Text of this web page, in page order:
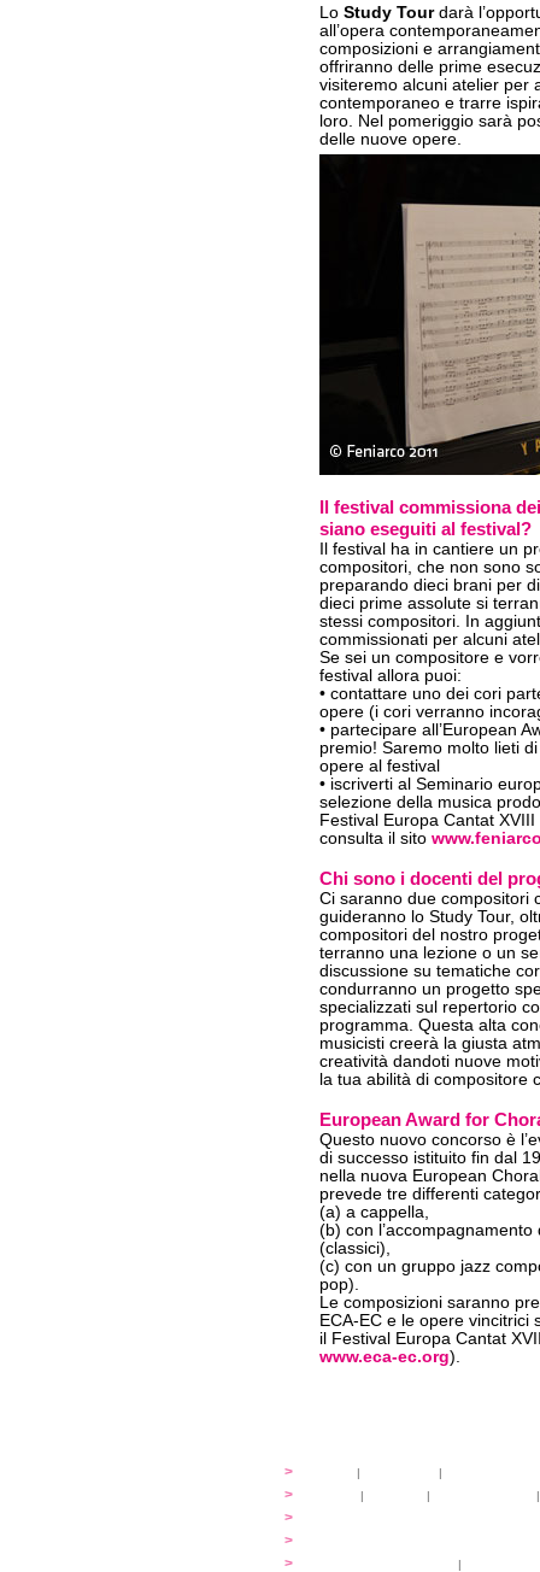
Lo Study Tour darà
all’opera
composizioni e
offriranno delle prime
visiteremo alcuni atelier per
contemporaneo e trarre
loro. Nel pomeriggio sarà
delle nuove opere.
Il festival commissiona
siano eseguiti al festival?
Il festival ha in cantiere un
compositori, che non sono
preparando dieci brani per
dieci prime assolute si
stessi compositori. In
commissionati per alcuni
Se sei un compositore e
festival allora puoi:
• contattare uno dei cori
opere (i cori verranno
• partecipare all’European
premio! Saremo molto lieti
opere al festival
• iscriverti al Seminario
selezione della musica
Festival Europa Cantat
consulta il sito
Chi sono i docenti del
Ci saranno due compositori
guideranno lo Study Tour,
compositori del nostro
terranno una lezione o un
discussione su tematiche
condurranno un progetto
specializzati sul repertorio
programma. Questa alta
musicisti creerà la giusta
creatività dandoti nuove
la tua abilità di compositore
European Award for
Questo nuovo concorso è
di successo istituito fin dal
nella nuova European
prevede tre differenti
(a) a cappella,
(b) con
(classici),
(c) con un gruppo jazz
pop).
Le composizioni saranno
ECA-EC e le opere
il Festival Europa Cantat
www.eca-ec.org).
> | |
> | | |
>
>
> |